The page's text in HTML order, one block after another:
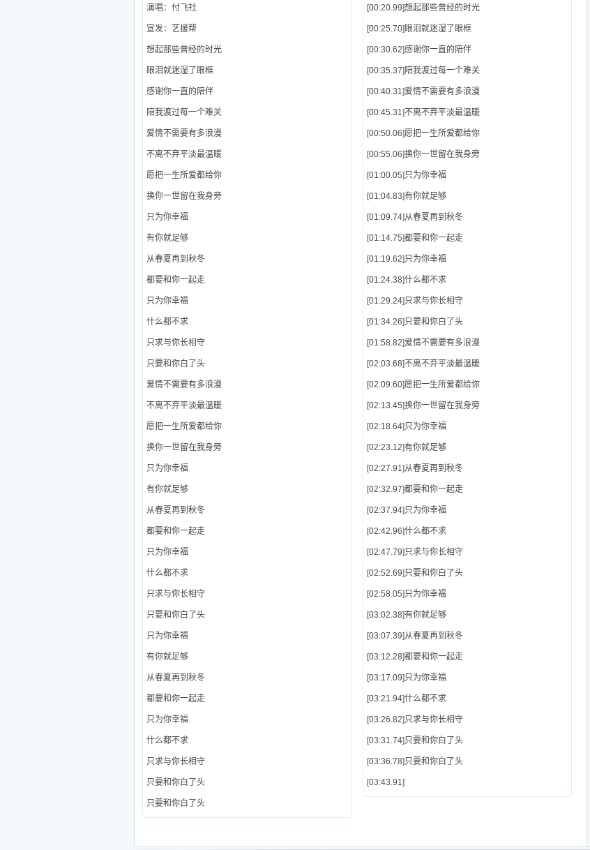
演唱：付飞社
宣发：艺援帮
想起那些曾经的时光
眼泪就迷湿了眼框
感谢你一直的陪伴
陪我渡过每一个难关
爱情不需要有多浪漫
不离不弃平淡最温暖
愿把一生所爱都给你
换你一世留在我身旁
只为你幸福
有你就足够
从春夏再到秋冬
都要和你一起走
只为你幸福
什么都不求
只求与你长相守
只要和你白了头
爱情不需要有多浪漫
不离不弃平淡最温暖
愿把一生所爱都给你
换你一世留在我身旁
只为你幸福
有你就足够
从春夏再到秋冬
都要和你一起走
只为你幸福
什么都不求
只求与你长相守
只要和你白了头
只为你幸福
有你就足够
从春夏再到秋冬
都要和你一起走
只为你幸福
什么都不求
只求与你长相守
只要和你白了头
只要和你白了头
[00:20.99]想起那些曾经的时光
[00:25.70]眼泪就迷湿了眼框
[00:30.62]感谢你一直的陪伴
[00:35.37]陪我渡过每一个难关
[00:40.31]爱情不需要有多浪漫
[00:45.31]不离不弃平淡最温暖
[00:50.06]愿把一生所爱都给你
[00:55.06]换你一世留在我身旁
[01:00.05]只为你幸福
[01:04.83]有你就足够
[01:09.74]从春夏再到秋冬
[01:14.75]都要和你一起走
[01:19.62]只为你幸福
[01:24.38]什么都不求
[01:29.24]只求与你长相守
[01:34.26]只要和你白了头
[01:58.82]爱情不需要有多浪漫
[02:03.68]不离不弃平淡最温暖
[02:09.60]愿把一生所爱都给你
[02:13.45]换你一世留在我身旁
[02:18.64]只为你幸福
[02:23.12]有你就足够
[02:27.91]从春夏再到秋冬
[02:32.97]都要和你一起走
[02:37.94]只为你幸福
[02:42.96]什么都不求
[02:47.79]只求与你长相守
[02:52.69]只要和你白了头
[02:58.05]只为你幸福
[03:02.38]有你就足够
[03:07.39]从春夏再到秋冬
[03:12.28]都要和你一起走
[03:17.09]只为你幸福
[03:21.94]什么都不求
[03:26.82]只求与你长相守
[03:31.74]只要和你白了头
[03:36.78]只要和你白了头
[03:43.91]